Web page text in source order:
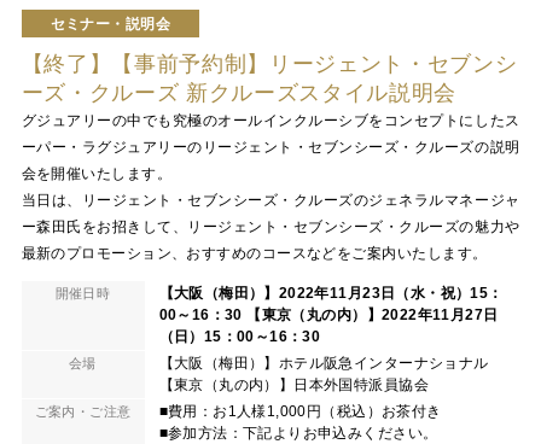
セミナー・説明会
【終了】【事前予約制】リージェント・セブンシ
ーズ・クルーズ 新クルーズスタイル説明会
グジュアリーの中でも究極のオールインクルーシブをコンセプトにしたス
ーパー・ラグジュアリーのリージェント・セブンシーズ・クルーズの説明
会を開催いたします。
当日は、リージェント・セブンシーズ・クルーズのジェネラルマネージャ
ー森田氏をお招きして、リージェント・セブンシーズ・クルーズの魅力や
最新のプロモーション、おすすめのコースなどをご案内いたします。
開催日時
【大阪（梅田）】2022年11月23日（水・祝）15：
00～16：30 【東京（丸の内）】2022年11月27日
（日）15：00～16：30
会場
【大阪（梅田）】ホテル阪急インターナショナル
【東京（丸の内）】日本外国特派員協会
ご案内・ご注意
■費用：お1人様1,000円（税込）お茶付き
■参加方法：下記よりお申込みください。